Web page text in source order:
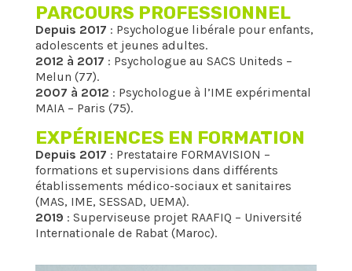
PARCOURS PROFESSIONNEL
Depuis 2017 : Psychologue libérale pour enfants,
adolescents et jeunes adultes.
2012 à 2017 : Psychologue au SACS Uniteds –
Melun (77).
2007 à 2012 : Psychologue à l’IME expérimental
MAIA – Paris (75).
EXPÉRIENCES EN FORMATION
Depuis 2017 : Prestataire FORMAVISION –
formations et supervisions dans différents
établissements médico-sociaux et sanitaires
(MAS, IME, SESSAD, UEMA).
2019 : Superviseuse projet RAAFIQ – Université
Internationale de Rabat (Maroc).